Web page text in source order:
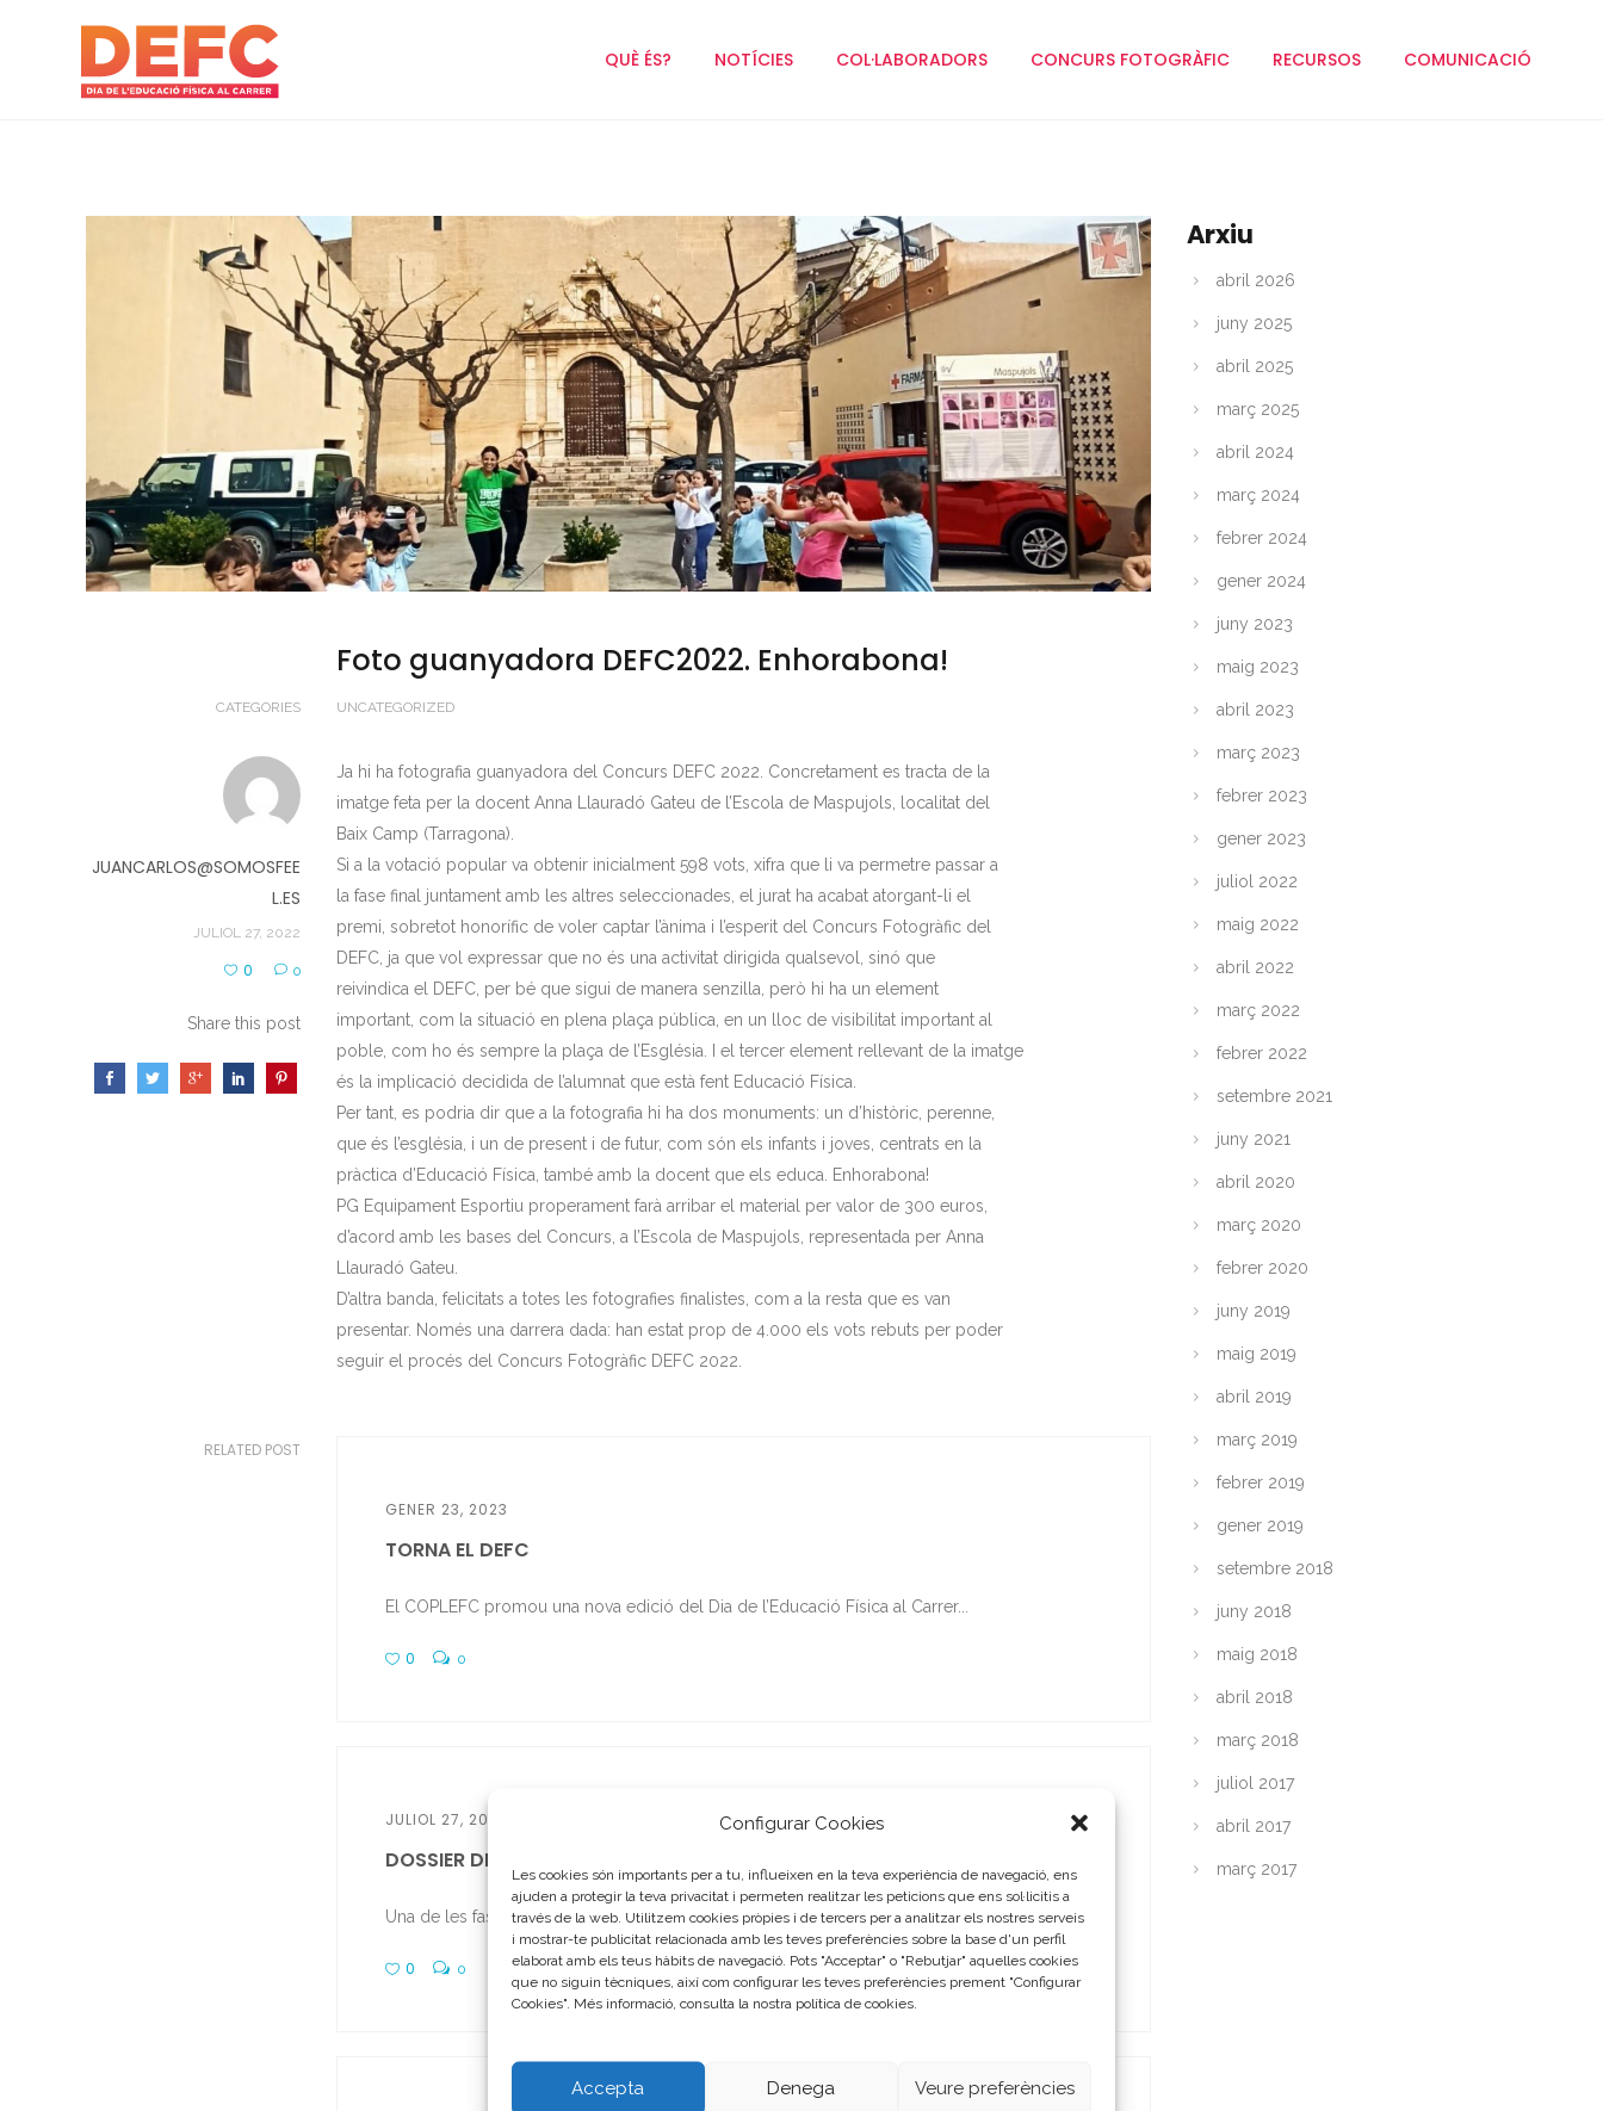
Configurar Cookies
Les cookies són importants per a tu, influeixen en la teva experiència de navegació, ens
ajuden a protegir la teva privacitat i permeten realitzar les peticions que ens sol·licitis a
través de la web. Utilitzem cookies pròpies i de tercers per a analitzar els nostres serveis
i mostrar-te publicitat relacionada amb les teves preferències sobre la base d'un perfil
elaborat amb els teus hàbits de navegació. Pots "Acceptar" o "Rebutjar" aquelles cookies
que no siguin tècniques, així com configurar les teves preferències prement "Configurar
Cookies". Més informació, consulta la nostra política de cookies.
Accepta Denega Veure preferències
QUÈ ÉS? NOTÍCIES COL·LABORADORS CONCURS FOTOGRÀFIC RECURSOS COMUNICACIÓ
Foto guanyadora DEFC2022. Enhorabona!
CATEGORIES UNCATEGORIZED
JUANCARLOS@SOMOSFEE
L.ES
JULIOL 27, 2022
0 0
Share this post
Ja hi ha fotografia guanyadora del Concurs DEFC 2022. Concretament es tracta de la
imatge feta per la docent Anna Llauradó Gateu de l’Escola de Maspujols, localitat del
Baix Camp (Tarragona).
Si a la votació popular va obtenir inicialment 598 vots, xifra que li va permetre passar a
la fase final juntament amb les altres seleccionades, el jurat ha acabat atorgant-li el
premi, sobretot honorífic de voler captar l’ànima i l’esperit del Concurs Fotogràfic del
DEFC, ja que vol expressar que no és una activitat dirigida qualsevol, sinó que
reivindica el DEFC, per bé que sigui de manera senzilla, però hi ha un element
important, com la situació en plena plaça pública, en un lloc de visibilitat important al
poble, com ho és sempre la plaça de l’Església. I el tercer element rellevant de la imatge
és la implicació decidida de l’alumnat que està fent Educació Física.
Per tant, es podria dir que a la fotografia hi ha dos monuments: un d’històric, perenne,
que és l’església, i un de present i de futur, com són els infants i joves, centrats en la
pràctica d’Educació Física, també amb la docent que els educa. Enhorabona!
PG Equipament Esportiu properament farà arribar el material per valor de 300 euros,
d’acord amb les bases del Concurs, a l’Escola de Maspujols, representada per Anna
Llauradó Gateu.
D’altra banda, felicitats a totes les fotografies finalistes, com a la resta que es van
presentar. Només una darrera dada: han estat prop de 4.000 els vots rebuts per poder
seguir el procés del Concurs Fotogràfic DEFC 2022.
RELATED POST
GENER 23, 2023
TORNA EL DEFC
El COPLEFC promou una nova edició del Dia de l’Educació Física al Carrer...
0 0
JULIOL 27, 2022
DOSSIER DEFC2022. EL RESUM
Una de les fases importants de qualsevol esdeveniment té a veure amb l’avaluació....
0 0
Arxiu
abril 2026
juny 2025
abril 2025
març 2025
abril 2024
març 2024
febrer 2024
gener 2024
juny 2023
maig 2023
abril 2023
març 2023
febrer 2023
gener 2023
juliol 2022
maig 2022
abril 2022
març 2022
febrer 2022
setembre 2021
juny 2021
abril 2020
març 2020
febrer 2020
juny 2019
maig 2019
abril 2019
març 2019
febrer 2019
gener 2019
setembre 2018
juny 2018
maig 2018
abril 2018
març 2018
juliol 2017
abril 2017
març 2017